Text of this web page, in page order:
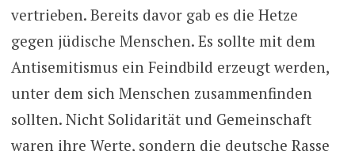
vertrieben. Bereits davor gab es die Hetze
gegen jüdische Menschen. Es sollte mit dem
Antisemitismus ein Feindbild erzeugt werden,
unter dem sich Menschen zusammenfinden
sollten. Nicht Solidarität und Gemeinschaft
waren ihre Werte, sondern die deutsche Rasse